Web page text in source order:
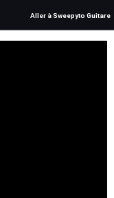
Aller à Sweepyto Guitare